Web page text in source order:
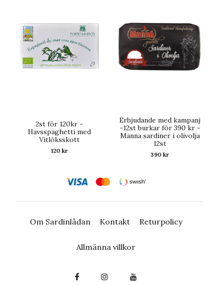
2st för 120kr -
Havsspaghetti med
Vitlöksskott
120 kr
Erbjudande med kampanj
-12st burkar för 390 kr -
Manna sardiner i olivolja
12st
390 kr
Om Sardinlådan Kontakt Returpolicy
Allmänna villkor